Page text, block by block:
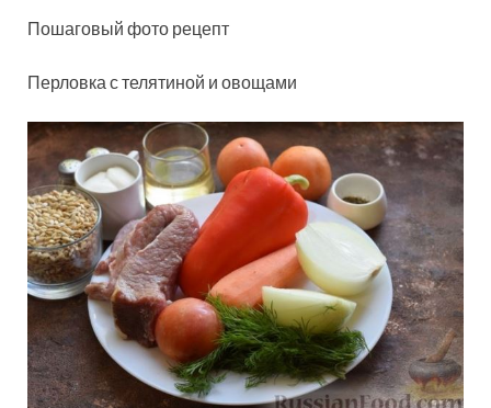
Пошаговый фото рецепт
Перловка с телятиной и овощами